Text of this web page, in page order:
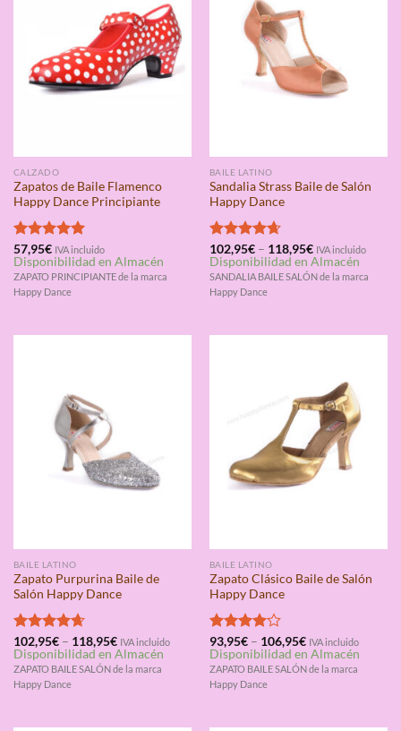
CALZADO
Zapatos de Baile Flamenco
Happy Dance Principiante
Valorado
con5.00
de 5
57,95€ IVA incluido
Disponibilidad en Almacén
ZAPATO PRINCIPIANTE de la marca
Happy Dance
BAILE LATINO
Sandalia Strass Baile de Salón
Happy Dance
Valorado
con4.67
de 5
102,95€– 118,95€ IVA incluido
Disponibilidad en Almacén
SANDALIA BAILE SALÓN de la marca
Happy Dance
BAILE LATINO
Zapato Purpurina Baile de
Salón Happy Dance
Valorado
con4.67
de 5
102,95€– 118,95€ IVA incluido
Disponibilidad en Almacén
ZAPATO BAILE SALÓN de la marca
Happy Dance
BAILE LATINO
Zapato Clásico Baile de Salón
Happy Dance
Valorado
con4.00
de 5
93,95€– 106,95€ IVA incluido
Disponibilidad en Almacén
ZAPATO BAILE SALÓN de la marca
Happy Dance